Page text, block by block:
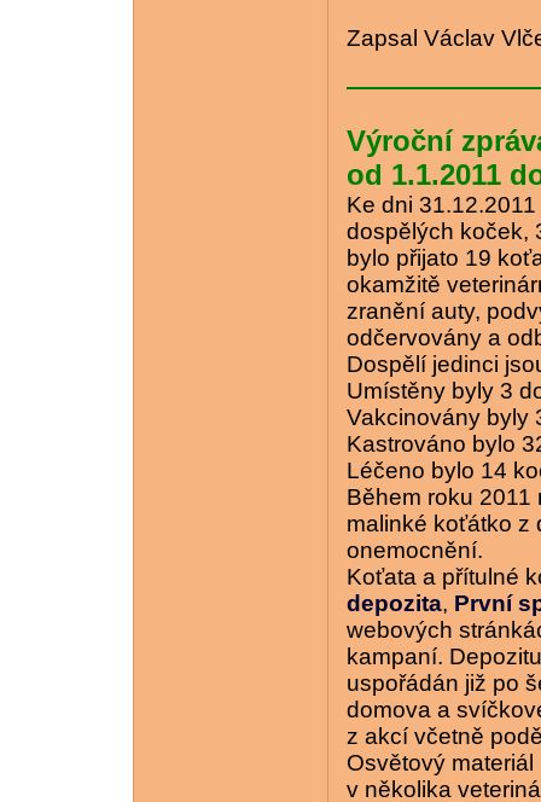
Zapsal Václav
Výroční
od 1.1.2011
Ke dni
dospělých koček,
bylo přijato 19
okamžitě
zranění auty,
odčervovány a
Dospělí jedinci
Umístěny byly 3
Vakcinovány byly
Kastrováno bylo
Léčeno bylo 14
Během roku
malinké koťátko z
onemocnění.
Koťata a přítulné
depozita, První
webových
kampaní.
uspořádán již po
domova a
z akcí včetně
Osvětový
v několika